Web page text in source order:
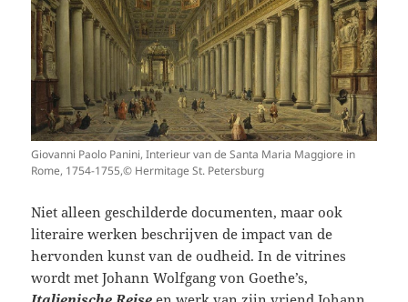
Giovanni Paolo Panini, Interieur van de Santa Maria Maggiore in
Rome, 1754-1755,© Hermitage St. Petersburg
Niet alleen geschilderde documenten, maar ook
literaire werken beschrijven de impact van de
hervonden kunst van de oudheid. In de vitrines
wordt met Johann Wolfgang von Goethe’s,